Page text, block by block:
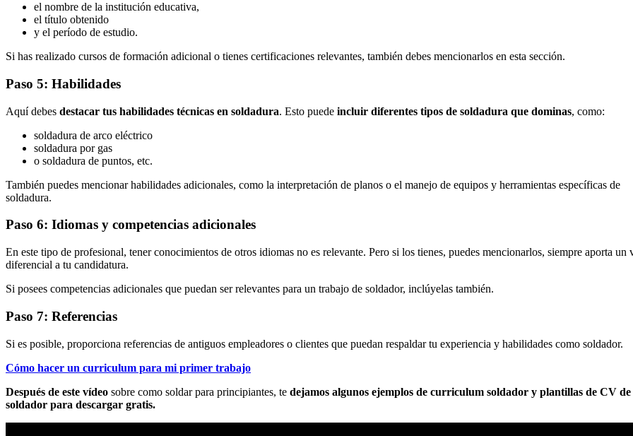
el nombre de la institución educativa,
el título obtenido
y el período de estudio.
Si has realizado cursos de formación adicional o tienes certificaciones relevantes, también debes mencionarlos en esta sección.
Paso 5: Habilidades
Aquí debes destacar tus habilidades técnicas en soldadura. Esto puede incluir diferentes tipos de soldadura que dominas, como:
soldadura de arco eléctrico
soldadura por gas
o soldadura de puntos, etc.
También puedes mencionar habilidades adicionales, como la interpretación de planos o el manejo de equipos y herramientas específicas de
soldadura.
Paso 6: Idiomas y competencias adicionales
En este tipo de profesional, tener conocimientos de otros idiomas no es relevante. Pero si los tienes, puedes mencionarlos, siempre aporta un
diferencial a tu candidatura.
Si posees competencias adicionales que puedan ser relevantes para un trabajo de soldador, inclúyelas también.
Paso 7: Referencias
Si es posible, proporciona referencias de antiguos empleadores o clientes que puedan respaldar tu experiencia y habilidades como soldador.
Cómo hacer un curriculum para mi primer trabajo
Después de este vídeo sobre como soldar para principiantes, te dejamos algunos ejemplos de curriculum soldador y plantillas de CV de
soldador para descargar gratis.